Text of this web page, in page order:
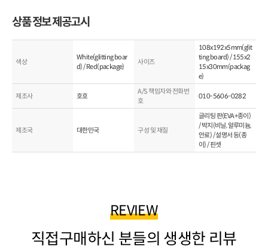
상품 정보 제공고시
색상
White(glitting boar
d) / Red(package)
사이즈
108x192x5mm(glit
ting board) / 155x2
15x30mm(packag
e)
제조사 호호
A/S 책임자와 전화번
호
010-5606-0282
제조국 대한민국 구성 및 재질
글리팅 판(EVA+종이)
/ 박지(비닐, 알루미늄,
안료) / 설명서 등(종
이) / 핀셋
REVIEW
직접구매하신 분들의 생생한 리뷰